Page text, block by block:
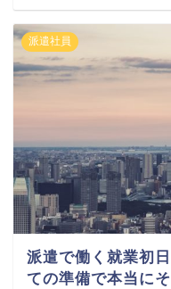
派遣社員
派遣で働く就業初
ての準備で本当に